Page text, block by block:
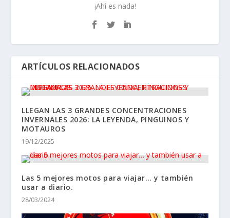
¡Ahí es nada!
ARTÍCULOS RELACIONADOS
LLEGAN LAS 3 GRANDES CONCENTRACIONES
INVERNALES 2026: LA LEYENDA, PINGUINOS Y
MOTAUROS
19/12/2025
Las 5 mejores motos para viajar… y también
usar a diario.
28/03/2024